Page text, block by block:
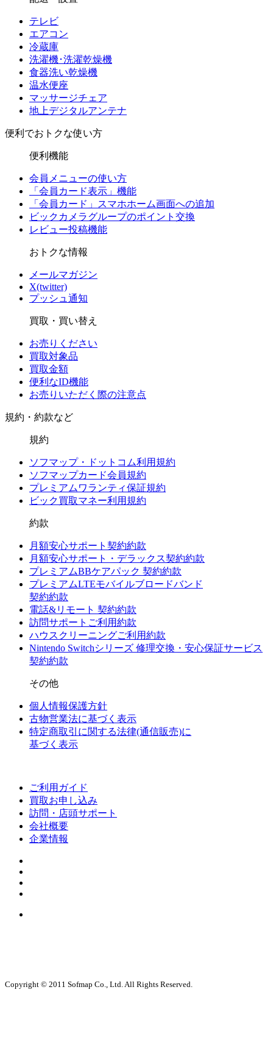
テレビ
エアコン
冷蔵庫
洗濯機･洗濯乾燥機
食器洗い乾燥機
温水便座
マッサージチェア
地上デジタルアンテナ
便利でおトクな使い方
便利機能
会員メニューの使い方
「会員カード表示」機能
「会員カード」スマホホーム画面への追加
ビックカメラグループのポイント交換
レビュー投稿機能
おトクな情報
メールマガジン
X(twitter)
プッシュ通知
買取・買い替え
お売りください
買取対象品
買取金額
便利なID機能
お売りいただく際の注意点
規約・約款など
規約
ソフマップ・ドットコム利用規約
ソフマップカード会員規約
プレミアムワランティ保証規約
ビック買取マネー利用規約
約款
月額安心サポート契約約款
月額安心サポート・デラックス契約約款
プレミアムBBケアパック 契約約款
プレミアムLTEモバイルブロードバンド
契約約款
電話&リモート 契約約款
訪問サポートご利用約款
ハウスクリーニングご利用約款
Nintendo Switchシリーズ 修理交換・安心保証サービス
契約約款
その他
個人情報保護方針
古物営業法に基づく表示
特定商取引に関する法律(通信販売)に
基づく表示
ご利用ガイド
買取お申し込み
訪問・店頭サポート
会社概要
企業情報
Copyright © 2011 Sofmap Co., Ltd. All Rights Reserved.